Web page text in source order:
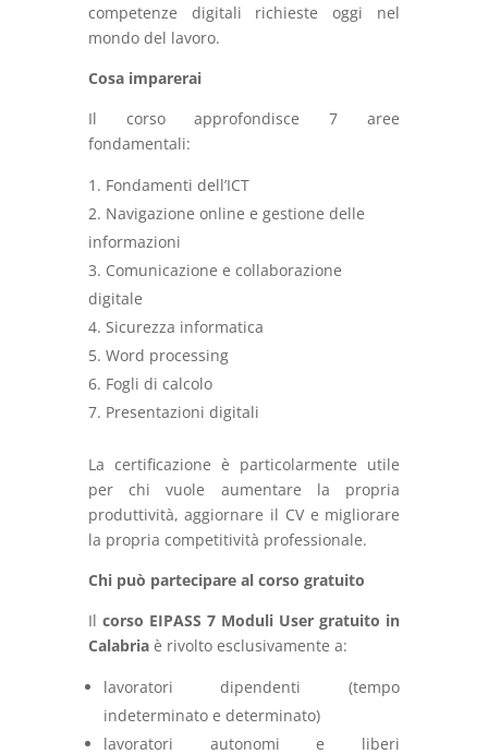
competenze digitali richieste oggi nel
mondo del lavoro.
Cosa imparerai
Il corso approfondisce 7 aree
fondamentali:
Fondamenti dell’ICT
Navigazione online e gestione delle
informazioni
Comunicazione e collaborazione
digitale
Sicurezza informatica
Word processing
Fogli di calcolo
Presentazioni digitali
La certificazione è particolarmente utile
per chi vuole aumentare la propria
produttività, aggiornare il CV e migliorare
la propria competitività professionale.
Chi può partecipare al corso gratuito
Il corso EIPASS 7 Moduli User gratuito in
Calabriaè rivolto esclusivamente a:
lavoratori dipendenti (tempo
indeterminato e determinato)
lavoratori autonomi e liberi